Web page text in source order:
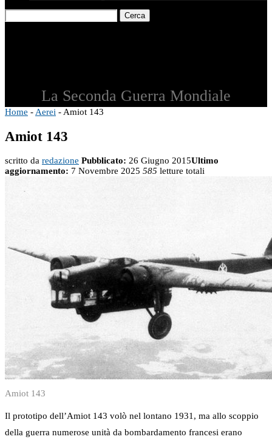
Cerca
La Seconda Guerra Mondiale
Home - Aerei - Amiot 143
Amiot 143
scritto da redazione Pubblicato: 26 Giugno 2015Ultimo
aggiornamento: 7 Novembre 2025 585 letture totali
Amiot 143
Il prototipo dell’Amiot 143 volò nel lontano 1931, ma allo scoppio
della guerra numerose unità da bombardamento francesi erano